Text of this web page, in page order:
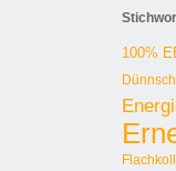
100%